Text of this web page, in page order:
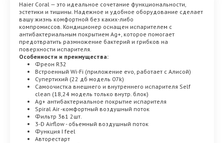
Haier Coral — это идеальное сочетание функциональности,
эстетики и тишины. Надежное и удобное оборудование сделает
вашу жизнь комфортной без каких-либо
компромиссов. Кондиционер оснащен испарителем с
антибактериальным покрытием Ag+, которое помогает
предотвратить размножение бактерий и грибков на
поверхности испарителя.
Особенности и преимущества:
Фреон R32
Встроенный Wi-Fi (приложение evo, работает с Алисой)
Супертихий (22 дб модель 07k)
Самоочистка внешнего и внутреннего испарителя Self
clean (18,24 модель только внутр. блок)
Ag+ антибактериальное покрытие испарителя
Spiral Air -комфортный воздушный поток
Фильтр 3в1 2шт.
3-D Airflow - обьемный воздушный поток
Функция I feel
Авторестарт